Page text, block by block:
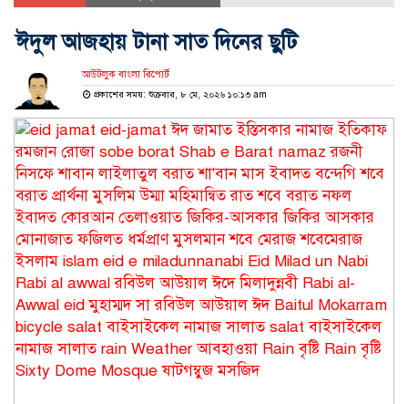
ঈদুল আজহায় টানা সাত দিনের ছুটি
আউটলুক বাংলা রিপোর্ট
প্রকাশের সময়: শুক্রবার, ৮ মে, ২০২৬ ১০:১৩ am